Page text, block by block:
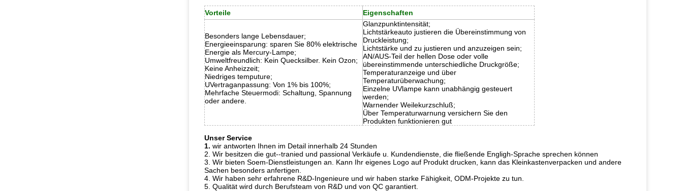
Vorteile Eigenschaften
Besonders lange Lebensdauer;
Energieeinsparung: sparen Sie 80% elektrische
Energie als Mercury-Lampe;
Umweltfreundlich: Kein Quecksilber. Kein Ozon;
Keine Anheizzeit;
Niedriges temputure;
UVertraganpassung: Von 1% bis 100%;
Mehrfache Steuermodi: Schaltung, Spannung
oder andere.
Glanzpunktintensität;
Lichtstärkeauto justieren die Übereinstimmung von
Druckleistung;
Lichtstärke und zu justieren und anzuzeigen sein;
AN/AUS-Teil der hellen Dose oder volle
übereinstimmende unterschiedliche Druckgröße;
Temperaturanzeige und über
Temperaturüberwachung;
Einzelne UVlampe kann unabhängig gesteuert
werden;
Warnender Weilekurzschluß;
Über Temperaturwarnung versichern Sie den
Produkten funktionieren gut
Unser Service
1. wir antworten Ihnen im Detail innerhalb 24 Stunden
2. Wir besitzen die gut--tranied und passional Verkäufe u. Kundendienste, die fließende Engligh-Sprache sprechen können
3. Wir bieten Soem-Dienstleistungen an. Kann Ihr eigenes Logo auf Produkt drucken, kann das Kleinkastenverpacken und andere
Sachen besonders anfertigen.
4. Wir haben sehr erfahrene R&D-Ingenieure und wir haben starke Fähigkeit, ODM-Projekte zu tun.
5. Qualität wird durch Berufsteam von R&D und von QC garantiert.